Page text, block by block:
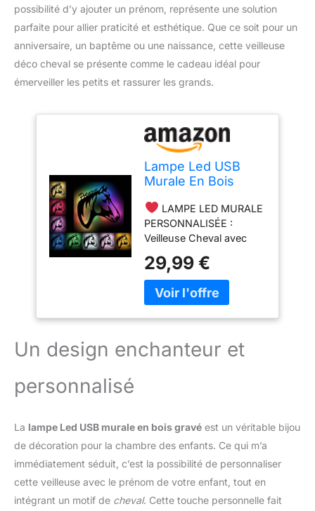
possibilité d’y ajouter un prénom, représente une solution
parfaite pour allier praticité et esthétique. Que ce soit pour un
anniversaire, un baptême ou une naissance, cette veilleuse
déco cheval se présente comme le cadeau idéal pour
émerveiller les petits et rassurer les grands.
Lampe Led USB
Murale En Bois
changement de
couleur - Veilleuse
Déco Cheval Avec
Prénom
Personnalisé Pour
Garçons Et Filles -
Idée De Cadeau
Naissance
LAMPE LED MURALE
PERSONNALISÉE :
Veilleuse Cheval avec
personnalisé, choisissez
votre couleur préférée
grâce au 20 led RGB
alimentation USB
fournies.
CADEAU
cette décoration murale
unique et faite à la main.
DÉCORATION
Cette décoration murale
particulièrement
29,99 €
Un design enchanteur et
personnalisé
La lampe Led USB murale en bois gravé est un véritable bijou
de décoration pour la chambre des enfants. Ce qui m’a
immédiatement séduit, c’est la possibilité de personnaliser
cette veilleuse avec le prénom de votre enfant, tout en
intégrant un motif de cheval. Cette touche personnelle fait